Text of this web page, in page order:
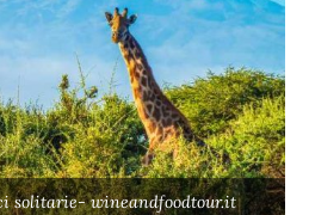
solitarie- wineandfoodtour.it